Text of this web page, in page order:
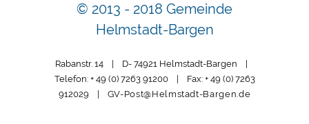
© 2013 - 2018 Gemeinde
Helmstadt-Bargen
Rabanstr. 14 | D- 74921 Helmstadt-Bargen |
Telefon: + 49 (0) 7263 91200 | Fax: + 49 (0) 7263
912029 | GV-Post@Helmstadt-Bargen.de